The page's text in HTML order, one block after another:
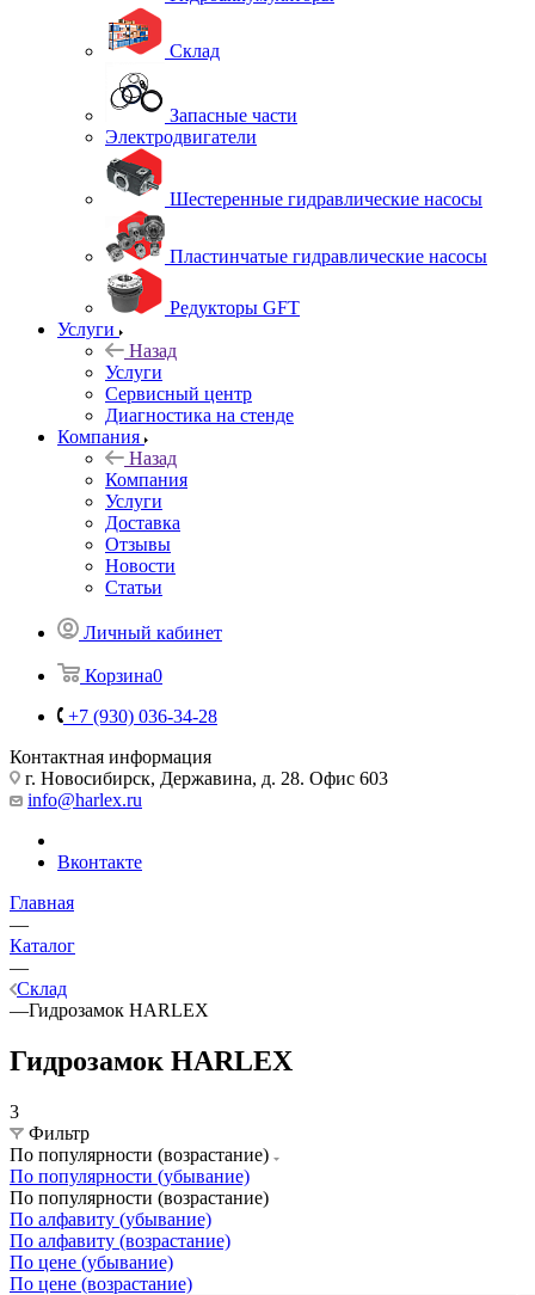
Склад
Запасные части
Электродвигатели
Шестеренные гидравлические насосы
Пластинчатые гидравлические насосы
Редукторы GFT
Услуги
Назад
Услуги
Сервисный центр
Диагностика на стенде
Компания
Назад
Компания
Услуги
Доставка
Отзывы
Новости
Статьи
Личный кабинет
Корзина0
+7 (930) 036-34-28
Контактная информация
г. Новосибирск, Державина, д. 28. Офис 603
info@harlex.ru
Вконтакте
Главная
—
Каталог
—
Склад
—Гидрозамок HARLEX
Гидрозамок HARLEX
3
Фильтр
По популярности (возрастание)
По популярности (убывание)
По популярности (возрастание)
По алфавиту (убывание)
По алфавиту (возрастание)
По цене (убывание)
По цене (возрастание)